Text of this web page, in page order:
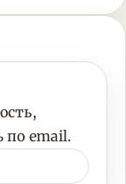
по email.